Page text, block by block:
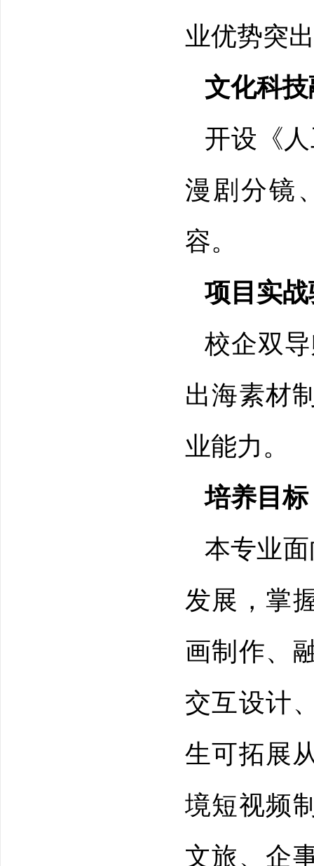
业优势突
文化科
开设《
漫剧分镜
容。
项目实
校企双
出海素材
业能力。
培养目标
本专业
发展，掌
画制作、
交互设计
生可拓展
境短视频
文旅、企